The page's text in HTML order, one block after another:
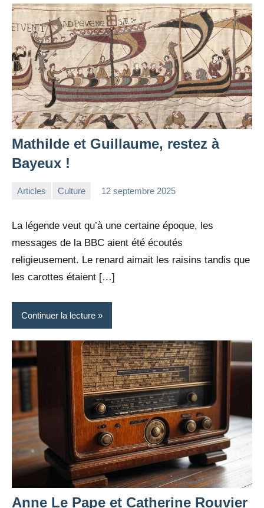
Mathilde et Guillaume, restez à
Bayeux !
Articles Culture 12 septembre 2025
La légende veut qu’à une certaine époque, les
messages de la BBC aient été écoutés
religieusement. Le renard aimait les raisins tandis que
les carottes étaient […]
Continuer la lecture
Anne Le Pape et Catherine Rouvier